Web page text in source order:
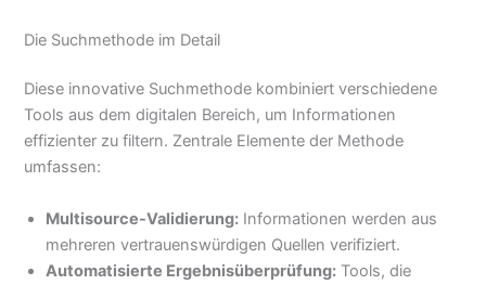
Die Suchmethode im Detail
Diese innovative Suchmethode kombiniert verschiedene
Tools aus dem digitalen Bereich, um Informationen
effizienter zu filtern. Zentrale Elemente der Methode
umfassen:
Multisource-Validierung: Informationen werden aus
mehreren vertrauenswürdigen Quellen verifiziert.
Automatisierte Ergebnisüberprüfung: Tools, die